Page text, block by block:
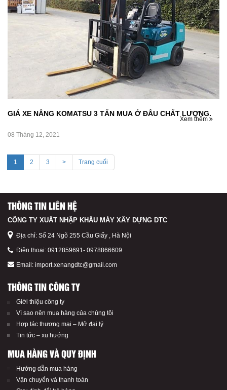
GIÁ XE NÂNG KOMATSU 3 TẤN MUA Ở ĐÂU CHẤT LƯỢNG.
08 Tháng 12, 2021
Xem thêm
1 2 3 > Trang cuối
THÔNG TIN LIÊN HỆ
CÔNG TY XUẤT NHẬP KHẨU MÁY XÂY DỰNG DTC
Địa chỉ: Số 24 Ngõ 255 Cầu Giấy , Hà Nội
Điện thoại: 0912859691- 0978866609
Email: import.xenangdtc@gmail.com
THÔNG TIN CÔNG TY
Giới thiệu công ty
Vì sao nên mua hàng của chúng tôi
Hợp tác thương mại – Mở đại lý
Tin tức – xu hướng
MUA HÀNG VÀ QUY ĐỊNH
Hướng dẫn mua hàng
Vận chuyển và thanh toán